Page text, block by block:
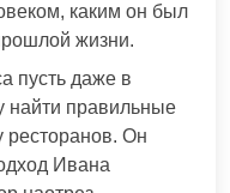
каким он был
жизни.
пусть даже в
найти правильные
ресторанов. Он
Ивана